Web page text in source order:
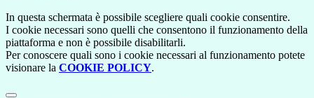
In questa schermata è possibile scegliere quali cookie consentire.
I cookie necessari sono quelli che consentono il funzionamento della
piattaforma e non è possibile disabilitarli.
Per conoscere quali sono i cookie necessari al funzionamento potete
visionare la COOKIE POLICY.